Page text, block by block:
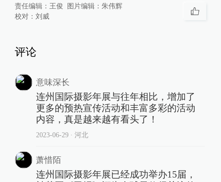
责任编辑： 王俊 图片编辑： 朱伟辉
校对： 刘威
评论
意味深长
连州国际摄影年展与往年相比，增加了
更多的预热宣传活动和丰富多彩的活动
内容，真是越来越有看头了！
2023-06-29∙ 河北
萧惜陌
连州国际摄影年展已经成功举办15届，